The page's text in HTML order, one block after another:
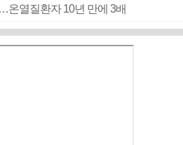
온열질환자 10년 만에 3배